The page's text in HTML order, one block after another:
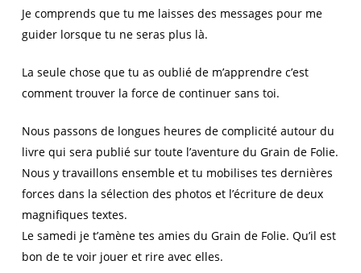
Je comprends que tu me laisses des messages pour me
guider lorsque tu ne seras plus là.
La seule chose que tu as oublié de m’apprendre c’est
comment trouver la force de continuer sans toi.
Nous passons de longues heures de complicité autour du
livre qui sera publié sur toute l’aventure du Grain de Folie.
Nous y travaillons ensemble et tu mobilises tes dernières
forces dans la sélection des photos et l’écriture de deux
magnifiques textes.
Le samedi je t’amène tes amies du Grain de Folie. Qu’il est
bon de te voir jouer et rire avec elles.